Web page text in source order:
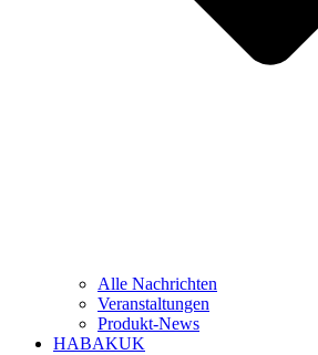
Alle Nachrichten
Veranstaltungen
Produkt-News
HABAKUK